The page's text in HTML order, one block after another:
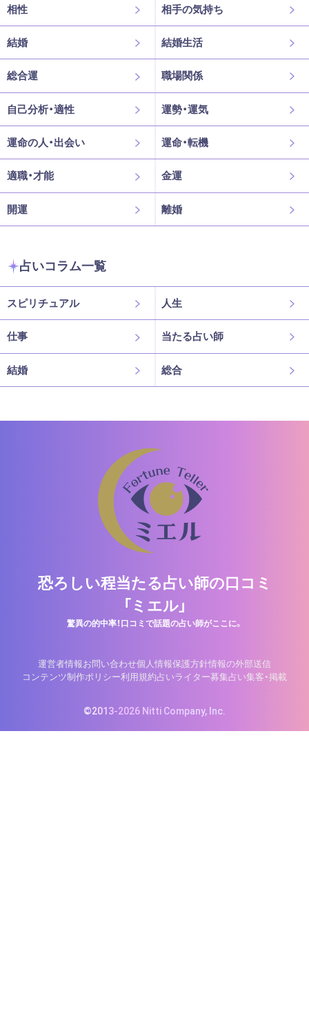
相性 相手の気持ち
結婚 結婚生活
総合運 職場関係
自己分析・適性 運勢・運気
運命の人・出会い 運命・転機
適職・才能 金運
開運 離婚
占いコラム一覧
スピリチュアル 人生
仕事 当たる占い師
結婚 総合
恐ろしい程当たる占い師の口コミ
「ミエル」
驚異の的中率！口コミで話題の占い師がここに。
運営者情報お問い合わせ個人情報保護方針情報の外部送信
コンテンツ制作ポリシー利用規約占いライター募集占い集客・掲載
©2013-2026 Nitti Company, Inc.